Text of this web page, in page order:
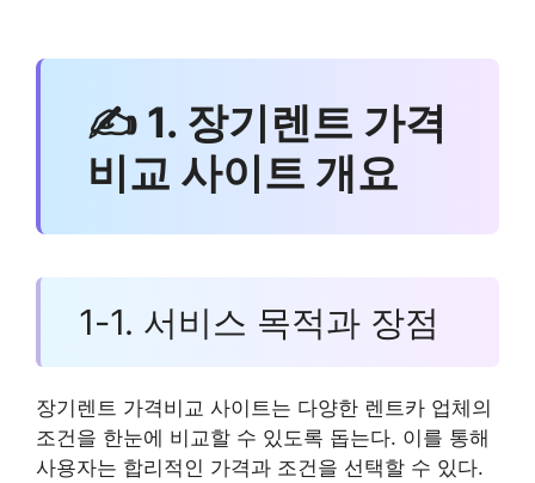
✍ 1. 장기렌트 가격
비교 사이트 개요
1-1. 서비스 목적과 장점
장기렌트 가격비교 사이트는 다양한 렌트카 업체의
조건을 한눈에 비교할 수 있도록 돕는다. 이를 통해
사용자는 합리적인 가격과 조건을 선택할 수 있다.